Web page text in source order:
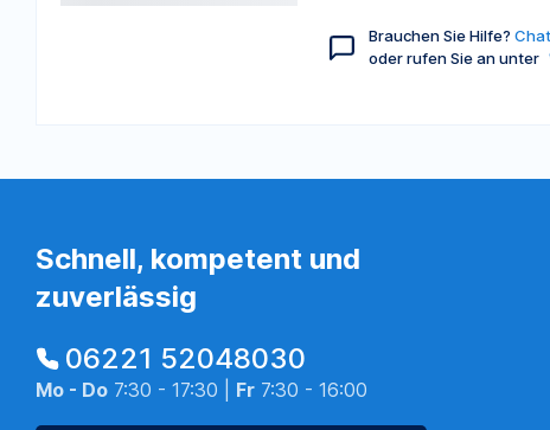
Brauchen Sie Hilfe?
oder rufen Sie an unter
Schnell, kompetent und
zuverlässig
06221 52048030
Mo - Do 7:30 - 17:30 | Fr 7:30 - 16:00